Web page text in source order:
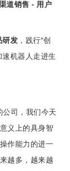
道销售 - 用户
研发 ，践行“创
速机器人走进生
司， 我们今天
义上的具身智
作能力的进一
越多，越来越